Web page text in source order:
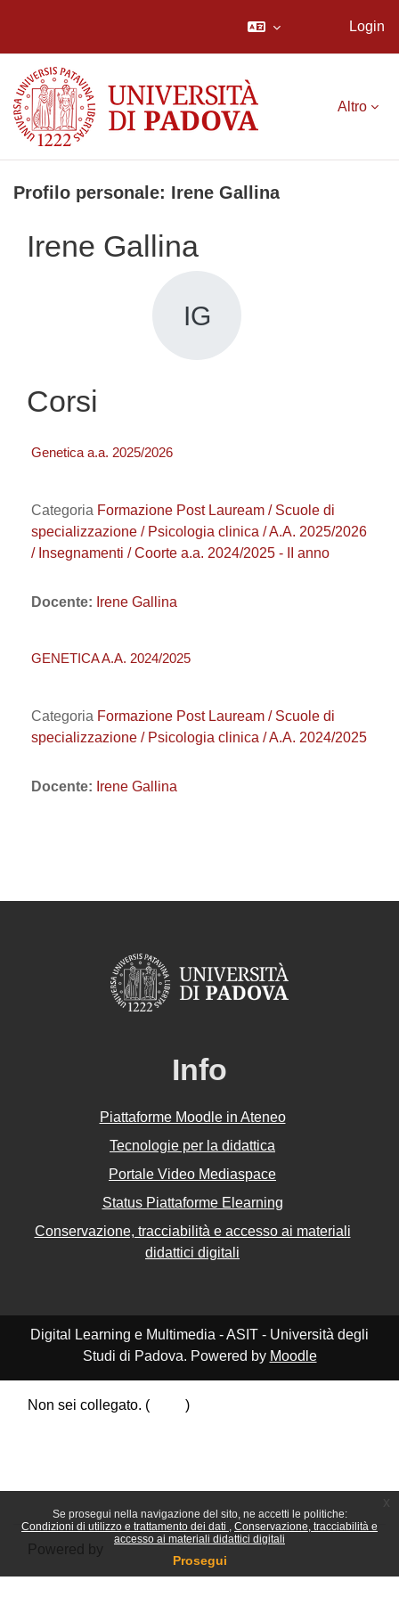
Se prosegui nella navigazione del sito, ne accetti le politiche:
Condizioni di utilizzo e trattamento dei dati
Conservazione, tracciabilità e
accesso ai materiali didattici digitali
Prosegui
Login
Altro
Profilo personale: Irene Gallina
Irene Gallina
IG
Corsi
Genetica a.a. 2025/2026
Categoria Formazione Post Lauream / Scuole di
specializzazione / Psicologia clinica / A.A. 2025/2026
/ Insegnamenti / Coorte a.a. 2024/2025 - II anno
Docente: Irene Gallina
GENETICA A.A. 2024/2025
Categoria Formazione Post Lauream / Scuole di
specializzazione / Psicologia clinica / A.A. 2024/2025
Docente: Irene Gallina
Info
Piattaforme Moodle in Ateneo
Tecnologie per la didattica
Portale Video Mediaspace
Status Piattaforme Elearning
Conservazione, tracciabilità e accesso ai materiali
didattici digitali
Digital Learning e Multimedia - ASIT - Università degli
Studi di Padova. Powered by Moodle
Non sei collegato. (
)
Powered by Moodle